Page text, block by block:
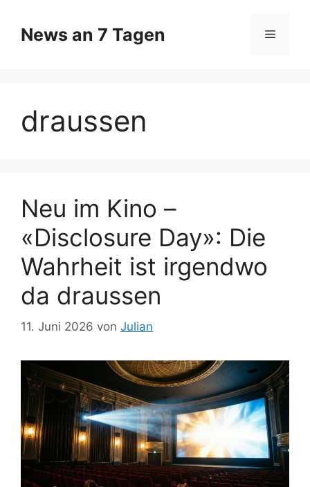
Inhalt
springen
News an 7 Tagen Menü
draussen
Neu im Kino –
«Disclosure Day»: Die
Wahrheit ist irgendwo
da draussen
11. Juni 2026 von Julian